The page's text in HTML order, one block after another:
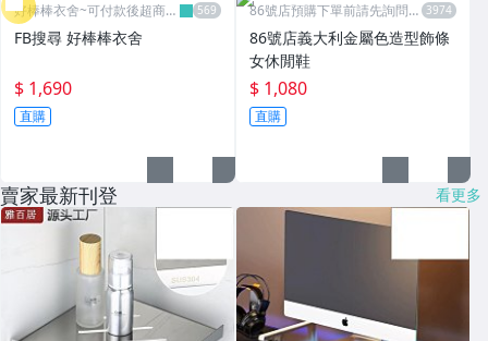
好棒棒衣舍~可付款後超商取
貨
FB搜尋 好棒棒衣舍
$ 1,690
直購
86號店預購下單前請先詢問數
86號店義大利金屬色造型飾條
女休閒鞋
$ 1,080
直購
賣家最新刊登 看更多